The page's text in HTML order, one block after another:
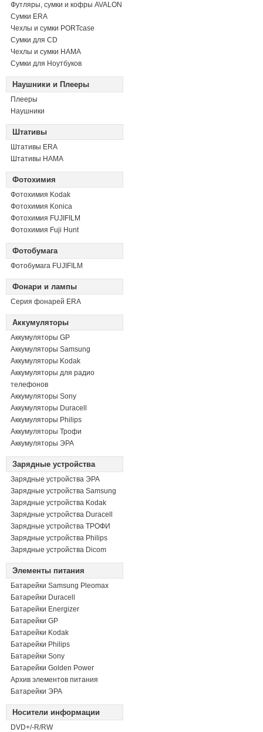
Футляры, сумки и кофры AVALON
Сумки ERA
Чехлы и сумки PORTcase
Сумки для CD
Чехлы и сумки HAMA
Сумки для Ноутбуков
Наушники и Плееры
Плееры
Наушники
Штативы
Штативы ERA
Штативы HAMA
Фотохимия
Фотохимия Kodak
Фотохимия Konica
Фотохимия FUJIFILM
Фотохимия Fuji Hunt
Фотобумага
Фотобумага FUJIFILM
Фонари и лампы
Серия фонарей ERA
Аккумуляторы
Аккумуляторы GP
Аккумуляторы Samsung
Аккумуляторы Kodak
Аккумуляторы для радио
телефонов
Аккумуляторы Sony
Аккумуляторы Duracell
Аккумуляторы Philips
Аккумуляторы Трофи
Аккумуляторы ЭРА
Зарядные устройства
Зарядные устройства ЭРА
Зарядные устройства Samsung
Зарядные устройства Kodak
Зарядные устройства Duracell
Зарядные устройства ТРОФИ
Зарядные устройства Philips
Зарядные устройства Dicom
Элементы питания
Батарейки Samsung Pleomax
Батарейки Duracell
Батарейки Energizer
Батарейки GP
Батарейки Kodak
Батарейки Philips
Батарейки Sony
Батарейки Golden Power
Архив элементов питания
Батарейки ЭРА
Носители информации
DVD+/-R/RW